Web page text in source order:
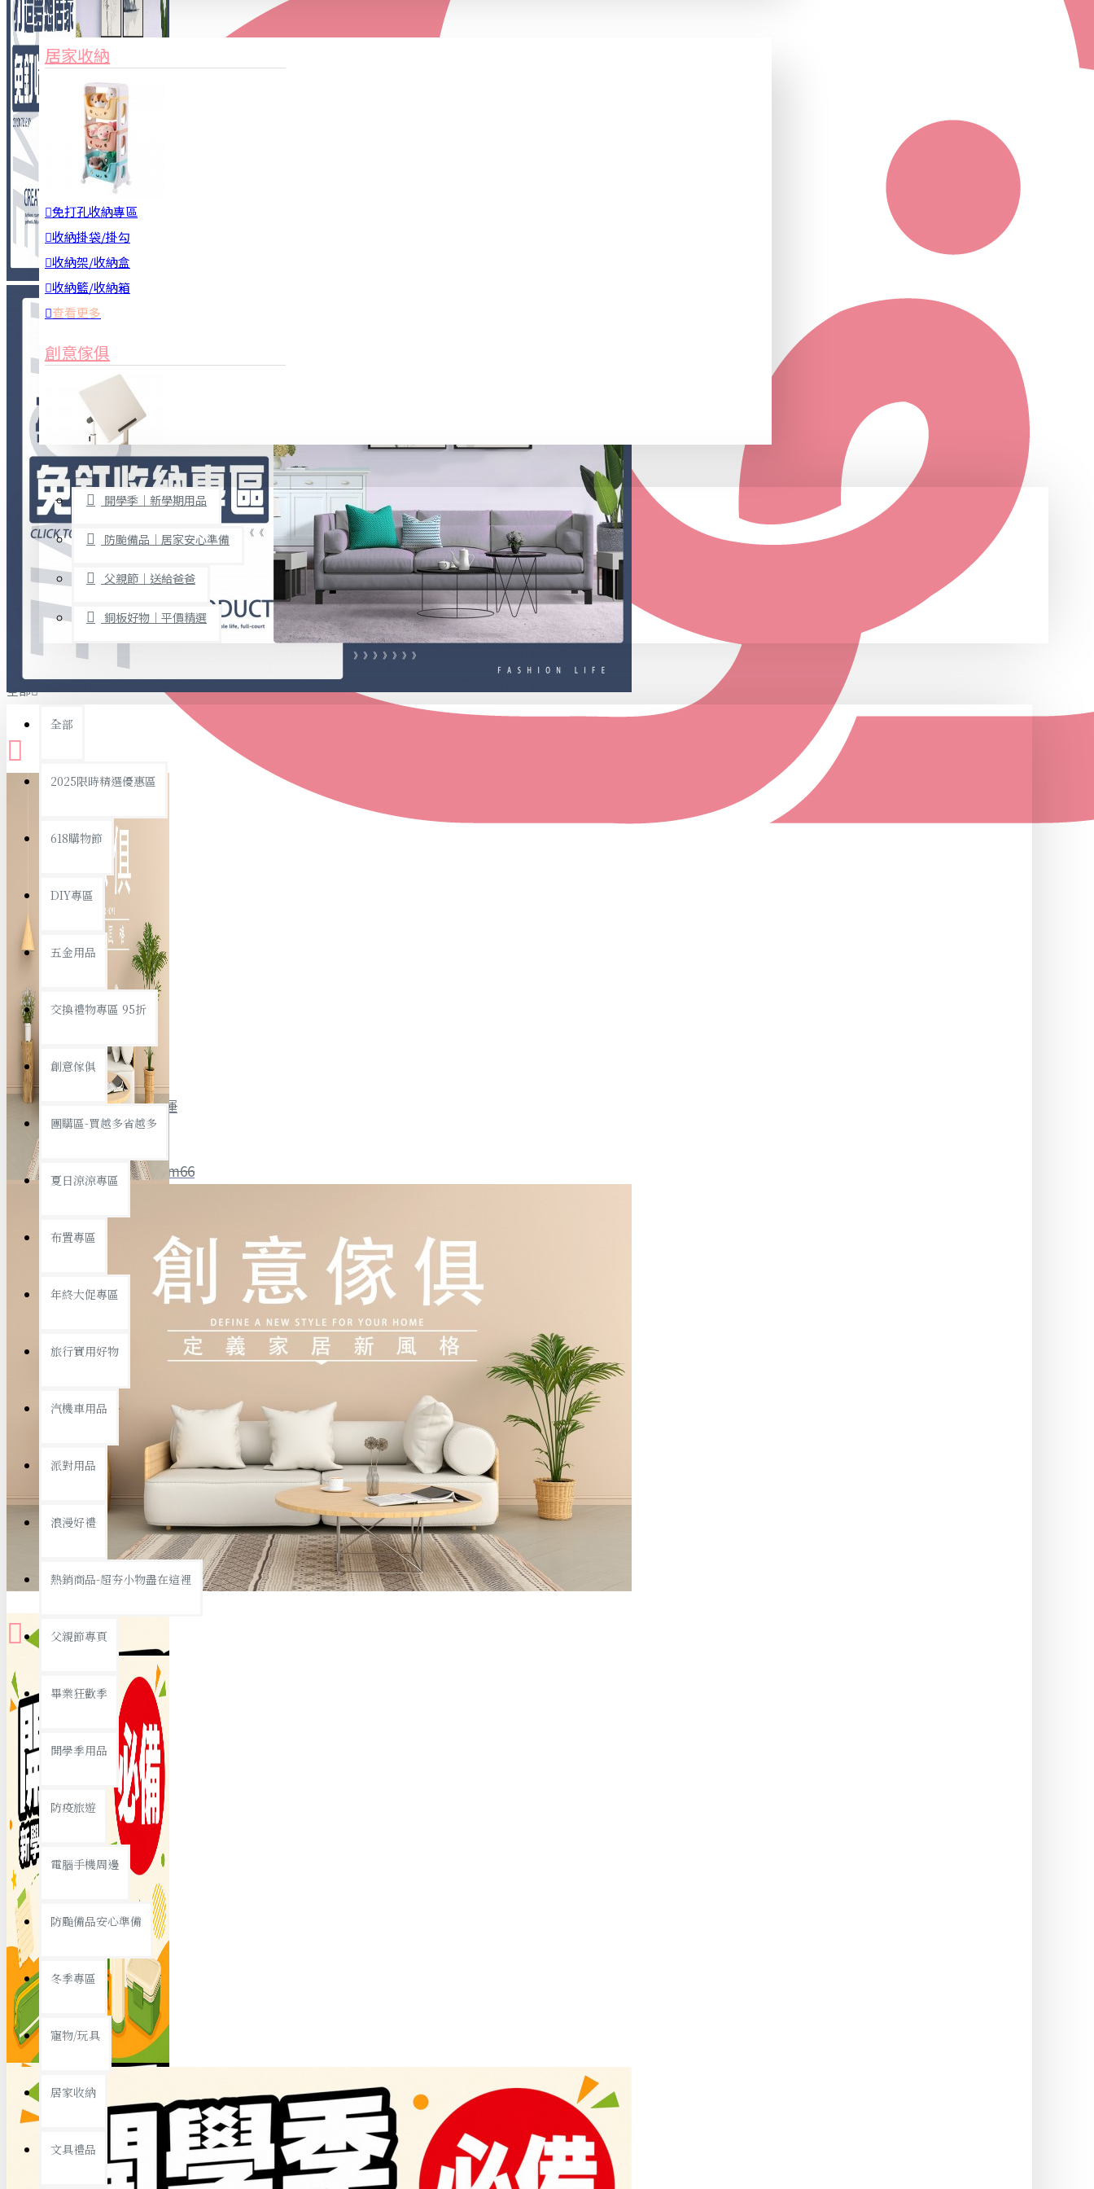
全館限時滿799免運
聯絡我們 ID : @ym66
優惠活動 最新活動
3C周邊
居家安全
居家清潔
查看更多
餐飲廚具
廚房收納
烘焙用具
隨身餐具
查看更多
文具禮品
事務用品
文具收納
書寫用品
衛浴用品
個人衛浴用品
浴室置物/收納
旅行收納
汽機車用品
查看更多
置物架/收納櫃
銅板精選
19元專區
39元專區
節慶熱賣
春節/新年
家俱&收納
居家收納
免打孔收納專區
收納掛袋/掛勾
收納架/收納盒
收納籃/收納箱
查看更多
創意傢俱
桌子/椅子
置物架/收納櫃
其他
免打孔收納專區
限時促銷
開學季｜新學期用品
防颱備品｜居家安心準備
父親節｜送給爸爸
銅板好物｜平價精選
全部
全部
2025限時精選優惠區
618購物節
DIY專區
五金用品
交換禮物專區 95折
創意傢俱
團購區-買越多省越多
夏日涼涼專區
布置專區
年終大促專區
旅行實用好物
汽機車用品
派對用品
浪漫好禮
熱銷商品-超夯小物盡在這裡
父親節專頁
畢業狂歡季
開學季用品
防疫旅遊
電腦手機周邊
防颱備品安心準備
冬季專區
寵物/玩具
居家收納
文具禮品